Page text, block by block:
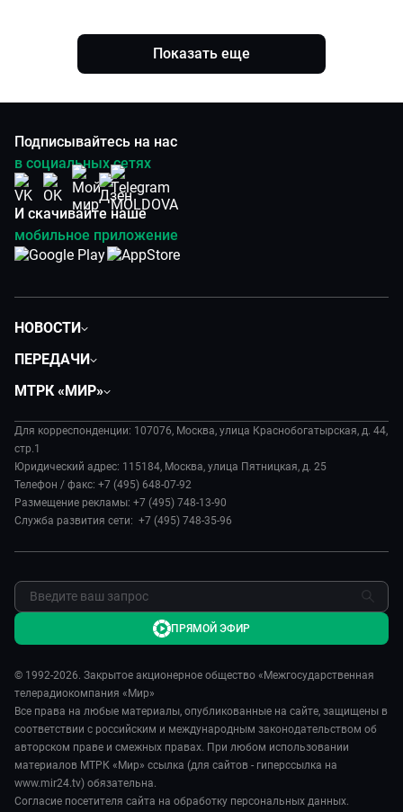
Показать еще
Подписывайтесь на нас
в социальных сетях
И скачивайте наше
мобильное приложение
НОВОСТИ
Экономика
Происшествия
Культура
ПЕРЕДАЧИ
Евразия. Культурно
Евразия. Регионы
Наши иностранцы
Пять причин поехать в...
Сделано в Содружестве
Я – волонтер
МТРК «МИР»
История
Руководство
Новости
Пресса о нас
Обратная связь
Для корреспонденции: 107076, Москва, улица Краснобогатырская, д. 44,
стр.1
Юридический адрес: 115184, Москва, улица Пятницкая, д. 25
Телефон / факс: +7 (495) 648-07-92
Размещение рекламы: +7 (495) 748-13-90
Служба развития сети: +7 (495) 748-35-96
© 1992-2026. Закрытое акционерное общество «Межгосударственная
телерадиокомпания «Мир»
Все права на любые материалы, опубликованные на сайте, защищены в
соответствии с российским и международным законодательством об
авторском праве и смежных правах. При любом использовании
материалов МТРК «Мир» ссылка (для сайтов - гиперссылка на
www.mir24.tv) обязательна.
Согласие посетителя сайта на обработку персональных данных.
ПРЯМОЙ ЭФИР